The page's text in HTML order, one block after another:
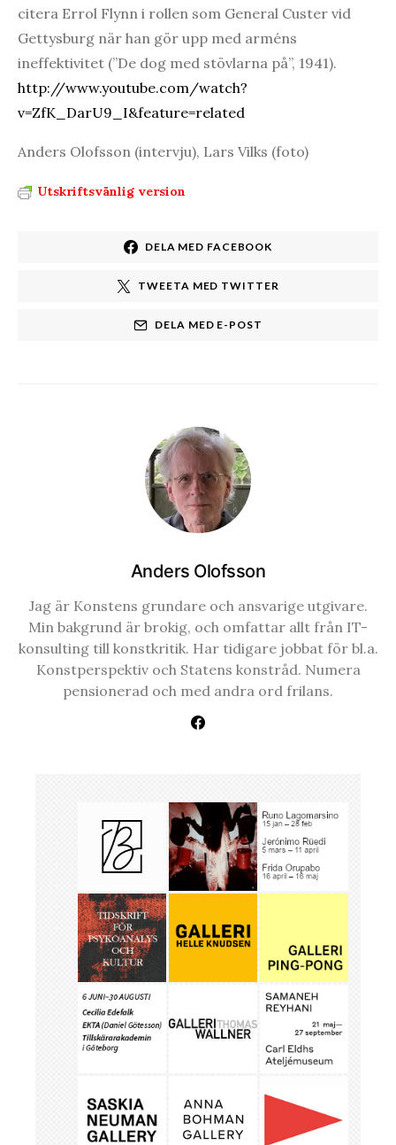
citera Errol Flynn i rollen som General Custer vid
Gettysburg när han gör upp med arméns
ineffektivitet (”De dog med stövlarna på”, 1941).
http://www.youtube.com/watch?
v=ZfK_DarU9_I&feature=related
Anders Olofsson (intervju), Lars Vilks (foto)
Utskriftsvänlig version
DELA MED FACEBOOK
TWEETA MED TWITTER
DELA MED E-POST
Anders Olofsson
Jag är Konstens grundare och ansvarige utgivare.
Min bakgrund är brokig, och omfattar allt från IT-
konsulting till konstkritik. Har tidigare jobbat för bl.a.
Konstperspektiv och Statens konstråd. Numera
pensionerad och med andra ord frilans.